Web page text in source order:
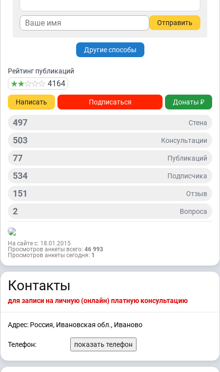
Отправить
Другие способы
Рейтинг публикаций
4164
Написать Подписаться Донаты ₽
497 Стена
503 Консультации
77 Публикаций
534 Подписчикa
151 Отзыв
2 Вопросa
На сайте с: 18.01.2015
Просмотров анкеты всего: 46 993
Просмотров анкеты сегодня: 1
Контакты
для записи на личную (онлайн) платную консультацию
Адрес: Россия, Ивановская обл., Иваново
Телефон: показать телефон